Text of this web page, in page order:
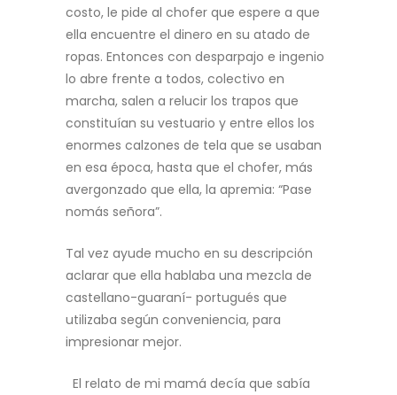
costo, le pide al chofer que espere a que
ella encuentre el dinero en su atado de
ropas. Entonces con desparpajo e ingenio
lo abre frente a todos, colectivo en
marcha, salen a relucir los trapos que
constituían su vestuario y entre ellos los
enormes calzones de tela que se usaban
en esa época, hasta que el chofer, más
avergonzado que ella, la apremia: “Pase
nomás señora”.
Tal vez ayude mucho en su descripción
aclarar que ella hablaba una mezcla de
castellano-guaraní- portugués que
utilizaba según conveniencia, para
impresionar mejor.
El relato de mi mamá decía que sabía